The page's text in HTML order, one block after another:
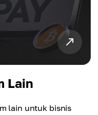
Lain
lain untuk bisnis